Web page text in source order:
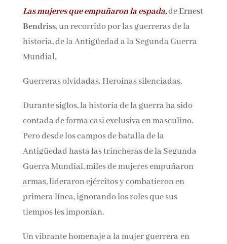
Las mujeres que empuñaron la espada,de
Ernest Bendriss, un recorrido por las guerreras
de la historia, de la Antigüedad a la Segunda
Guerra Mundial.
Guerreras olvidadas. Heroínas silenciadas.
Durante siglos, la historia de la guerra ha sido
contada de forma casi exclusiva en masculino.
Pero desde los campos de batalla de la
Antigüedad hasta las trincheras de la Segunda
Guerra Mundial, miles de mujeres empuñaron
armas, lideraron ejércitos y combatieron en
primera línea, ignorando los roles que sus
tiempos les imponían.
Un vibrante homenaje a la mujer guerrera en
Nombre*
Por favor, acepta los
términos y condiciones
de privacidad